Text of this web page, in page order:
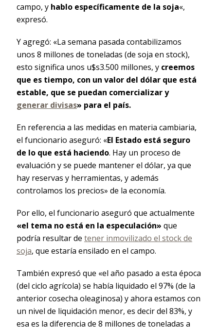
campo, y hablo específicamente de la soja«,
expresó.
Y agregó: «La semana pasada contabilizamos
unos 8 millones de toneladas (de soja en stock),
esto significa unos u$s3.500 millones, y creemos
que es tiempo, con un valor del dólar que está
estable, que se puedan comercializar y
generar divisas» para el país.
En referencia a las medidas en materia cambiaria,
el funcionario aseguró: «El Estado está seguro
de lo que está haciendo. Hay un proceso de
evaluación y se puede mantener el dólar, ya que
hay reservas y herramientas, y además
controlamos los precios» de la economía.
Por ello, el funcionario aseguró que actualmente
«el tema no está en la especulación» que
podría resultar de tener inmovilizado el stock de
soja, que estaría ensilado en el campo.
También expresó que «el año pasado a esta época
(del ciclo agrícola) se había liquidado el 97% (de la
anterior cosecha oleaginosa) y ahora estamos con
un nivel de liquidación menor, es decir del 83%, y
esa es la diferencia de 8 millones de toneladas a